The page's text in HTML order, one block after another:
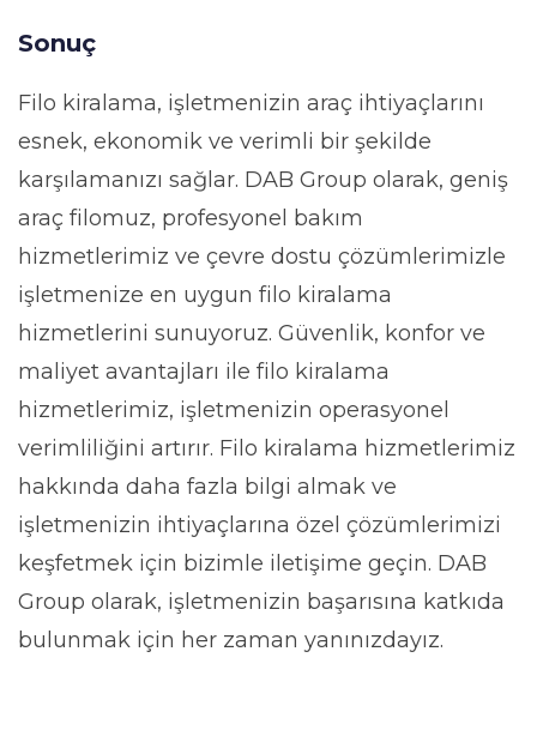
Sonuç
Filo kiralama, işletmenizin araç ihtiyaçlarını
esnek, ekonomik ve verimli bir şekilde
karşılamanızı sağlar. DAB Group olarak, geniş
araç filomuz, profesyonel bakım
hizmetlerimiz ve çevre dostu çözümlerimizle
işletmenize en uygun filo kiralama
hizmetlerini sunuyoruz. Güvenlik, konfor ve
maliyet avantajları ile filo kiralama
hizmetlerimiz, işletmenizin operasyonel
verimliliğini artırır. Filo kiralama hizmetlerimiz
hakkında daha fazla bilgi almak ve
işletmenizin ihtiyaçlarına özel çözümlerimizi
keşfetmek için bizimle iletişime geçin. DAB
Group olarak, işletmenizin başarısına katkıda
bulunmak için her zaman yanınızdayız.